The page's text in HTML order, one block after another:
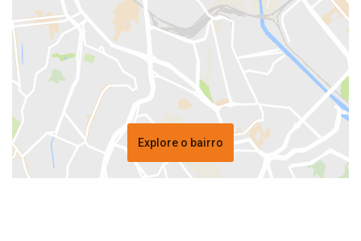
Explore o bairro